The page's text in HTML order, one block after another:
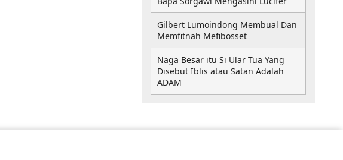
Gilbert Lumoindong Membual Dan
Memfitnah Mefibosset
Naga Besar itu Si Ular Tua Yang
Disebut Iblis atau Satan Adalah
ADAM